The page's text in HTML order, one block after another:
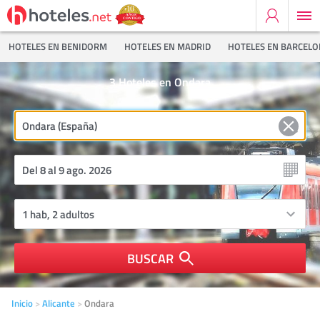
HOTELES EN BENIDORM HOTELES EN MADRID HOTELES EN
Hoteles en Ondara
3
BUSCAR
Inicio Alicante Ondara